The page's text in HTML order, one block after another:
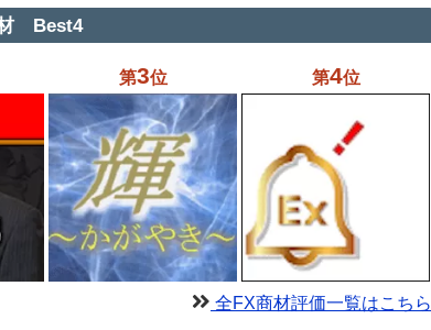
材 Best4
第3位 第4位
全FX商材評価一覧はこちら